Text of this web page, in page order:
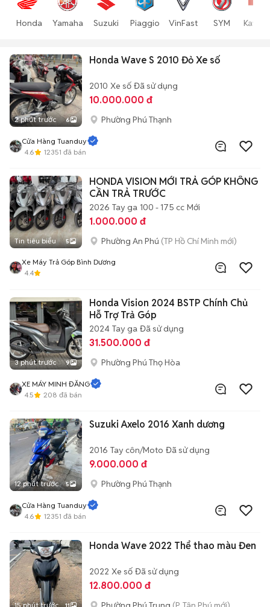
Honda Yamaha Suzuki Piaggio VinFast SYM
2 phút trước 6
Honda Wave S 2010 Đỏ Xe số
2010 Xe số Đã sử dụng
10.000.000 đ
Phường Phú Thạnh
Cửa Hàng Tuanduy
4.6
12351 đã bán
Tin tiêu biểu 5
HONDA VISION MỚI TRẢ GÓP KHÔNG
CẦN TRẢ TRƯỚC
2026 Tay ga 100 - 175 cc Mới
1.000.000 đ
Phường An Phú (TP Hồ Chí Minh mới)
Xe Máy Trả Góp Bình Dương
4.4
3 phút trước 9
Honda Vision 2024 BSTP Chính Chủ
Hỗ Trợ Trả Góp
2024 Tay ga Đã sử dụng
31.500.000 đ
Phường Phú Thọ Hòa
XE MÁY MINH ĐĂNG
4.5
208 đã bán
12 phút trước 5
Suzuki Axelo 2016 Xanh dương
2016 Tay côn/Moto Đã sử dụng
9.000.000 đ
Phường Phú Thạnh
Cửa Hàng Tuanduy
4.6
12351 đã bán
15 phút trước 11
Honda Wave 2022 Thể thao màu Đen
2022 Xe số Đã sử dụng
12.800.000 đ